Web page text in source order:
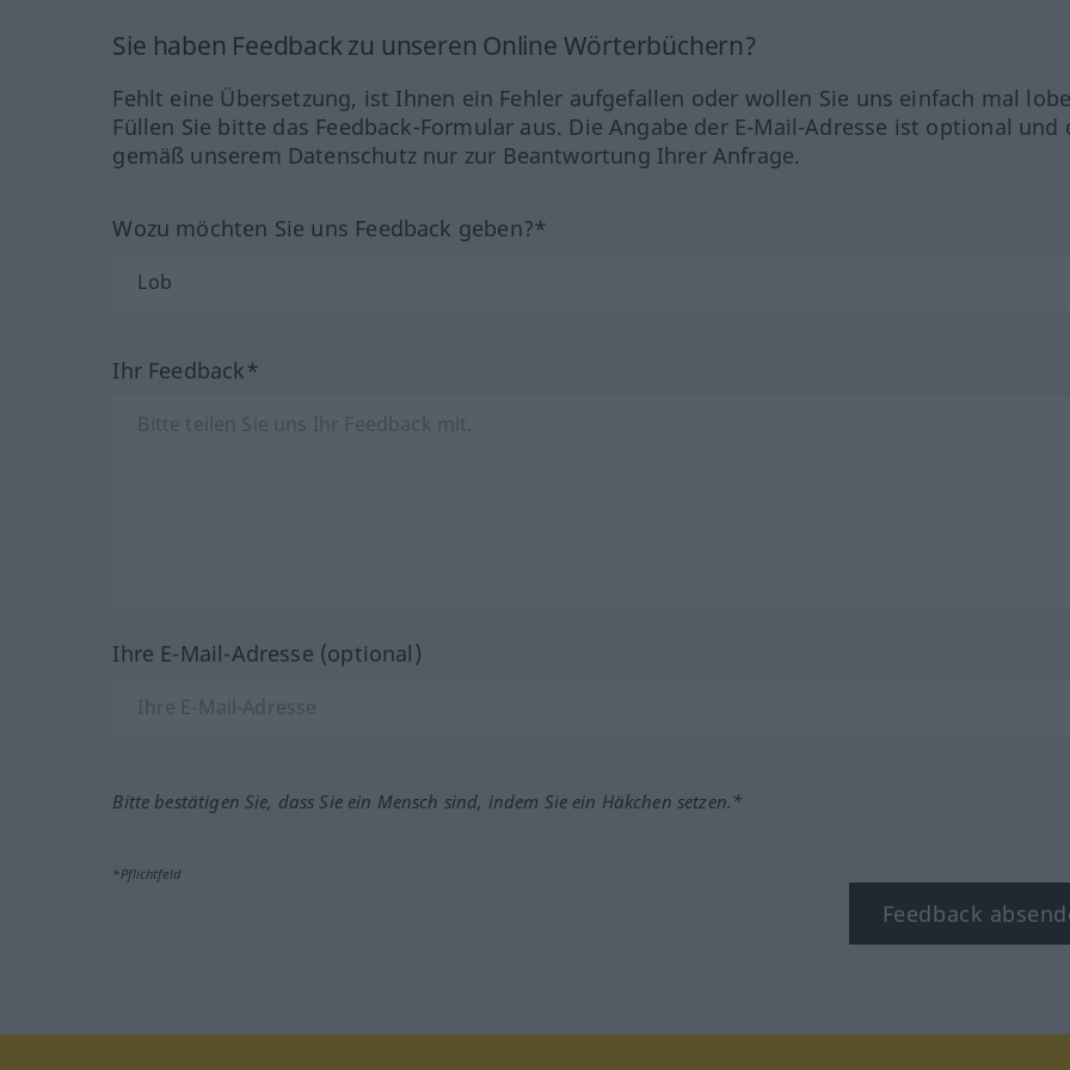
Sie haben Feedback zu unseren Online Wörterbüchern?
Fehlt eine Übersetzung, ist Ihnen ein Fehler aufgefallen oder wollen Sie uns einfach mal
Füllen Sie bitte das Feedback-Formular aus. Die Angabe der E-Mail-Adresse ist optional und
gemäß unserem Datenschutz nur zur Beantwortung Ihrer Anfrage.
Wozu möchten Sie uns Feedback geben?*
Ihr Feedback*
Ihre E-Mail-Adresse (optional)
Bitte bestätigen Sie, dass Sie ein Mensch sind, indem Sie ein Häkchen setzen.*
*Pflichtfeld
Feedback